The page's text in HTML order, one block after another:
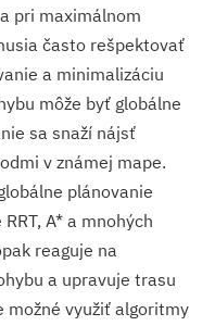
pri maximálnom
často rešpektovať
a minimalizáciu
môže byť globálne
sa snaží nájsť
v známej mape.
plánovanie
A* a mnohých
reaguje na
a upravuje trasu
možné využiť algoritmy